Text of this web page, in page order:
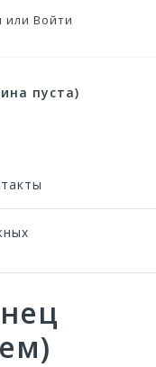
или Войти
пуста)